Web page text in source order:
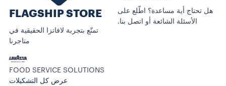
هل تحتاج أية مساعدة؟ اطّلع على
الأسئلة الشائعة أو اتصل بنا.
FLAGSHIP STORE
تمتّع بتجربة لافاتزا الحقيقية في
متاجرنا
FOOD SERVICE SOLUTIONS
عرض كل التشكيلات